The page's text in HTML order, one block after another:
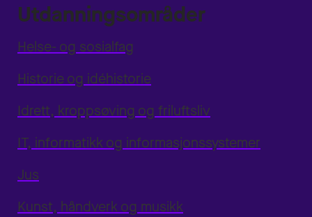
Utdanningsområder
Helse- og sosialfag
Historie og idéhistorie
Idrett, kroppsøving og friluftsliv
IT, informatikk og informasjonssystemer
Jus
Kunst, håndverk og musikk